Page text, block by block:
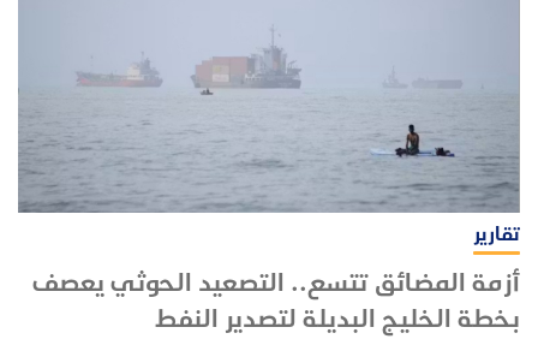
تقارير
أزمة المضائق تتسع.. التصعيد الحوثي يعصف
بخطة الخليج البديلة لتصدير النفط